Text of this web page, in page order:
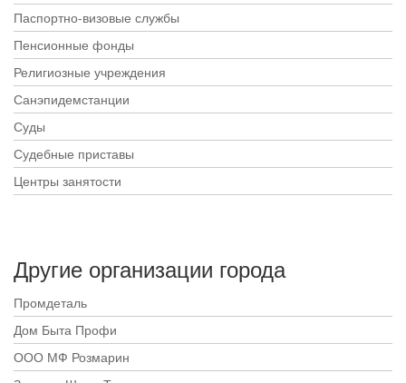
Паспортно-визовые службы
Пенсионные фонды
Религиозные учреждения
Санэпидемстанции
Суды
Судебные приставы
Центры занятости
Другие организации города
Промдеталь
Дом Быта Профи
ООО МФ Розмарин